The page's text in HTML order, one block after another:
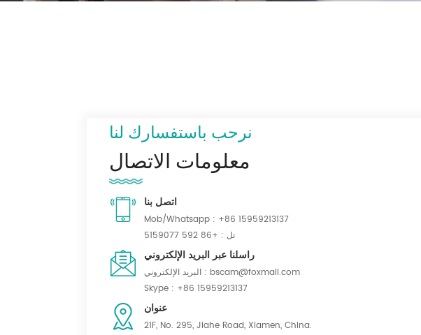
نرحب باستفسارك لنا
معلومات الاتصال
اتصل بنا
Mob/Whatsapp : +86 15959213137
تل : +86 592 5159077
راسلنا عبر البريد الإلكتروني
البريد الإلكتروني : bscam@foxmail.com
Skype : +86 15959213137
عنوان
21F, No. 295, Jiahe Road, Xiamen, China.